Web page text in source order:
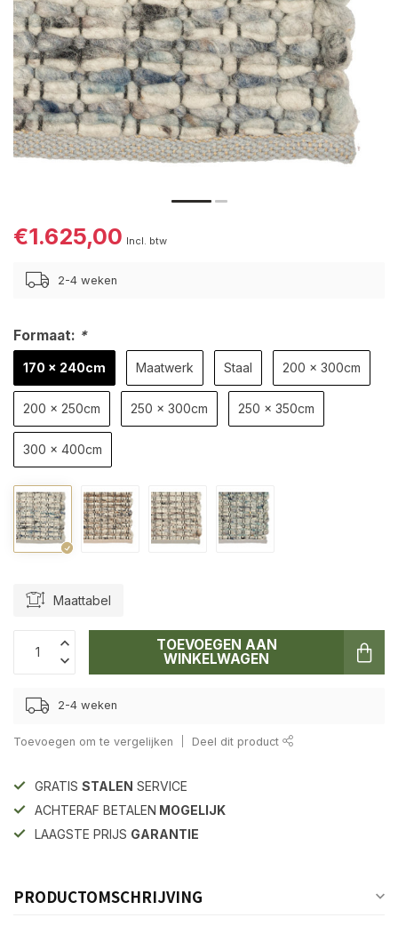
€1.625,00 Incl. btw
2-4 weken
Formaat: *
170 x 240cm Maatwerk Staal 200 x 300cm
200 x 250cm 250 x 300cm 250 x 350cm
300 x 400cm
Maattabel
TOEVOEGEN AAN
WINKELWAGEN
2-4 weken
Toevoegen om te vergelijken Deel dit product
GRATIS STALEN SERVICE
ACHTERAF BETALEN MOGELIJK
LAAGSTE PRIJS GARANTIE
PRODUCTOMSCHRIJVING